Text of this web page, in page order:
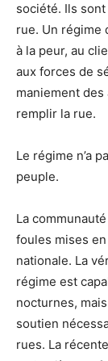
société. Ils
rue. Un régime
à la peur, au
aux forces de
maniement
remplir la rue.
Le régime n’a
peuple.
La
foules mises
nationale. La
régime est
nocturnes,
soutien
rues. La